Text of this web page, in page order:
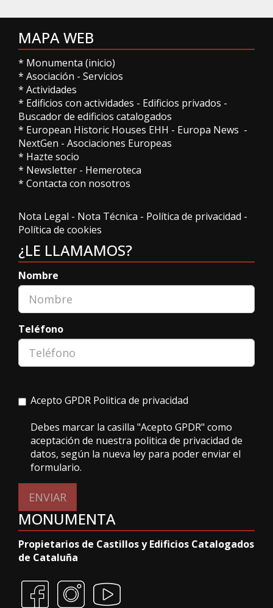
MAPA WEB
* Monumenta (inicio)
* Asociación - Servicios
* Actividades
* Edificios con actividades - Edificios privados -
Buscador de edificios catalogados
* European Historic Houses EHH - Europa News -
NextGen - Asociaciones Europeas
* Hazte socio
* Newsletter - Hemeroteca
* Contacta con nosotros
Nota Legal - Nota Técnica - Política de privacidad -
Política de cookies
¿LE LLAMAMOS?
Nombre
Teléfono
Acepto GPDR Politica de privacidad
Debes marcar la casilla "Acepto GPDR" como
aceptación de nuestra politica de privacidad de
datos, según la nueva ley para poder enviar el
formulario.
ENVIAR
MONUMENTA
Propietarios de Castillos y Edificios Catalogados
de Cataluña